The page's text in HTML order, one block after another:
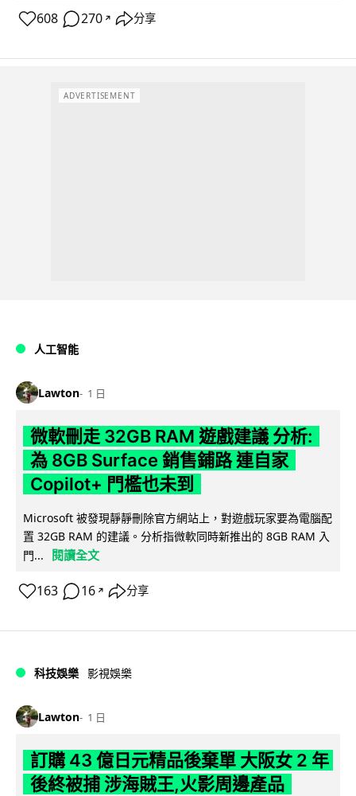
608 270 ↗ 分享
ADVERTISEMENT
人工智能
Lawton 1 日
微軟刪走 32GB RAM 遊戲建議 分析:
為 8GB Surface 銷售鋪路 連自家
Copilot+ 門檻也未到
Microsoft 被發現靜靜刪除官方網站上，對遊戲玩家要為電腦配
置 32GB RAM 的建議。分析指微軟同時新推出的 8GB RAM 入
門...
閱讀全文
163 16 ↗ 分享
科技娛樂 影視娛樂
Lawton 1 日
訂購 43 億日元精品後棄單 大阪女 2 年
後終被捕 涉海賊王,火影周邊產品